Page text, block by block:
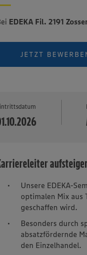
EDEKA Fil. 2191
JETZT
Unsere EDEKA-
optimalen Mix aus
geschaffen wird.
Besonders durch
absatzfördernde
den Einzelhandel.